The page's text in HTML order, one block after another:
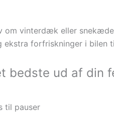
vinterdæk eller
forfriskninger i bilen
bedste ud af din
til pauser